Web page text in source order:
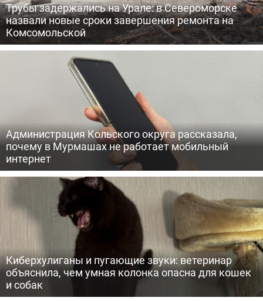
Трубы задержались на Урале: в Североморске
назвали новые сроки завершения ремонта на
Комсомольской
Администрация Кольского округа рассказала,
почему в Мурмашах не работает мобильный
интернет
Киберхулиганы и пугающие звуки: ветеринар
объяснила, чем умная колонка опасна для кошек
и собак